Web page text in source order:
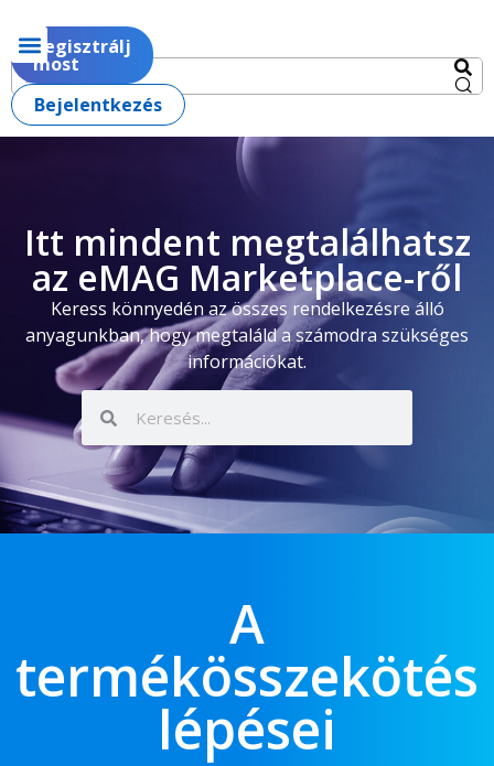
Regisztrálj
most
Bejelentkezés
Itt mindent megtalálhatsz
az eMAG Marketplace-ről
Keress könnyedén az összes rendelkezésre álló
anyagunkban, hogy megtaláld a számodra szükséges
információkat.
A
termékösszekötés
lépései